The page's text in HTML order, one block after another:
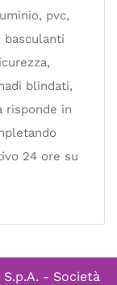
pvc,
basculanti
blindati,
risponde in
24 ore su
S.p.A. - Società